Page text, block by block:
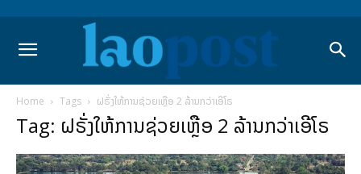
Home Tags ຝຣັ່ງໃຫ້ການຊ່ວຍເຫຼືອ 2 ລ້ານກວ່າເອີໂຣ
Tag: ຝຣັ່ງໃຫ້ການຊ່ວຍເຫຼືອ 2 ລ້ານກວ່າເອີໂຣ